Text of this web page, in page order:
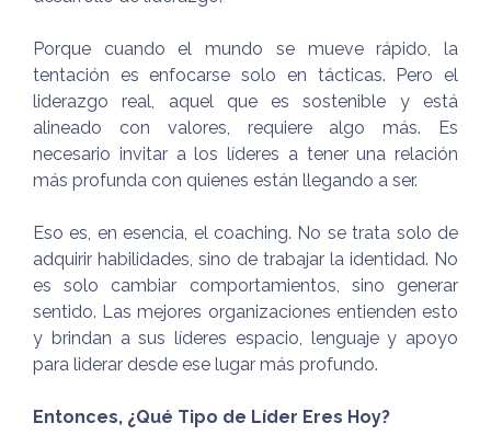
Porque cuando el mundo se mueve rápido, la
tentación es enfocarse solo en tácticas. Pero el
liderazgo real, aquel que es sostenible y está
alineado con valores, requiere algo más. Es
necesario invitar a los líderes a tener una relación
más profunda con quienes están llegando a ser.
Eso es, en esencia, el coaching. No se trata solo de
adquirir habilidades, sino de trabajar la identidad. No
es solo cambiar comportamientos, sino generar
sentido. Las mejores organizaciones entienden esto
y brindan a sus líderes espacio, lenguaje y apoyo
para liderar desde ese lugar más profundo.
Entonces, ¿Qué Tipo de Líder Eres Hoy?